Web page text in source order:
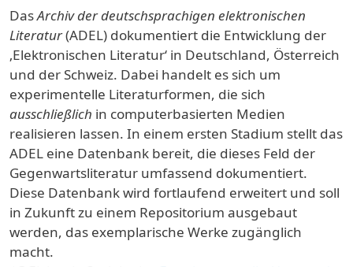
DasArchiv der deutschsprachigen elektronischen
Literatur(ADEL) dokumentiert die Entwicklung der
‚Elektronischen Literatur‘ in Deutschland, Österreich
und der Schweiz. Dabei handelt es sich um
experimentelle Literaturformen, die sich
ausschließlich in computerbasierten Medien
realisieren lassen. In einem ersten Stadium stellt das
ADEL eine Datenbank bereit, die dieses Feld der
Gegenwartsliteratur umfassend dokumentiert.
Diese Datenbank wird fortlaufend erweitert und soll
in Zukunft zu einem Repositorium ausgebaut
werden, das exemplarische Werke zugänglich
macht.